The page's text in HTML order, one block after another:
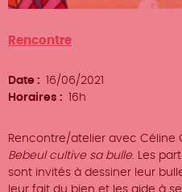
Type
Rencontre
Date
16/06/2021
Horaires
16h
Rencontre/atelier avec Céline
Bebeul cultive sa bulle. Les
sont invités à dessiner leur
leur fait du bien et les aide à